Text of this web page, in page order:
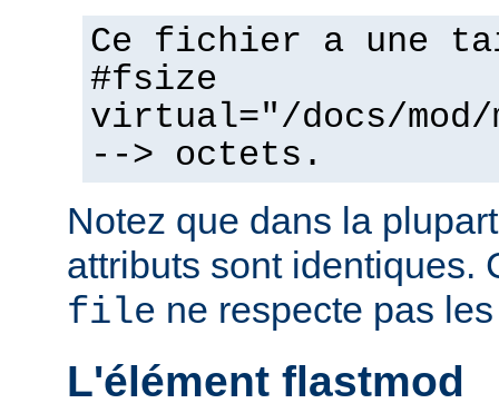
Ce fichier a une
#fsize
virtual="/docs/mod/
--> octets.
Notez que dans la
attributs sont identiques.
file ne respecte pas
L'élément flastmod